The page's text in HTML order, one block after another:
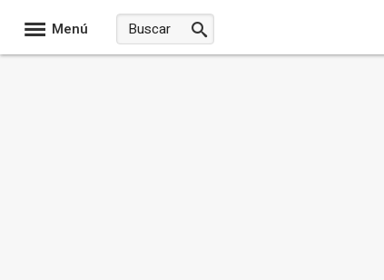
Menú